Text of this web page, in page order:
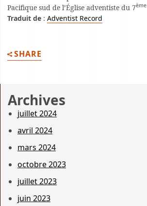
Pacifique sud de l’Église adventiste du 7ème
Traduit de : Adventist Record
SHARE
Archives
juillet 2024
avril 2024
mars 2024
octobre 2023
juillet 2023
juin 2023